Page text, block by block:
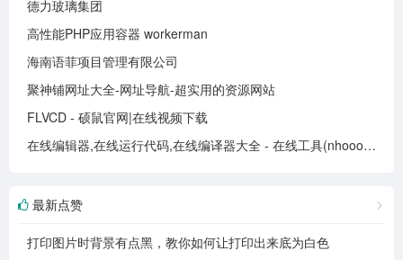
德力玻璃集团
高性能PHP应用容器 workerman
海南语菲项目管理有限公司
聚神铺网址大全-网址导航-超实用的资源网站
FLVCD - 硕鼠官网|在线视频下载
在线编辑器,在线运行代码,在线编译器大全 - 在线工具(nhooo.com)
最新点赞
打印图片时背景有点黑，教你如何让打印出来底为白色